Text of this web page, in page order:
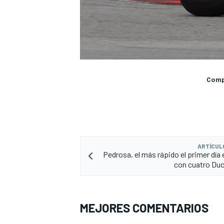
Pedrosa, el más rápido el primer día
con cuatro
MEJORES COMENTARIOS